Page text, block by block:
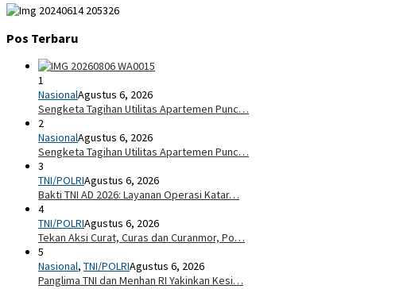
Pos Terbaru
1
NasionalAgustus 6, 2026
Sengketa Tagihan Utilitas Apartemen Punc…
2
NasionalAgustus 6, 2026
Sengketa Tagihan Utilitas Apartemen Punc…
3
TNI/POLRIAgustus 6, 2026
Bakti TNI AD 2026: Layanan Operasi Katar…
4
TNI/POLRIAgustus 6, 2026
Tekan Aksi Curat, Curas dan Curanmor, Po…
5
Nasional, TNI/POLRIAgustus 6, 2026
Panglima TNI dan Menhan RI Yakinkan Kesi…